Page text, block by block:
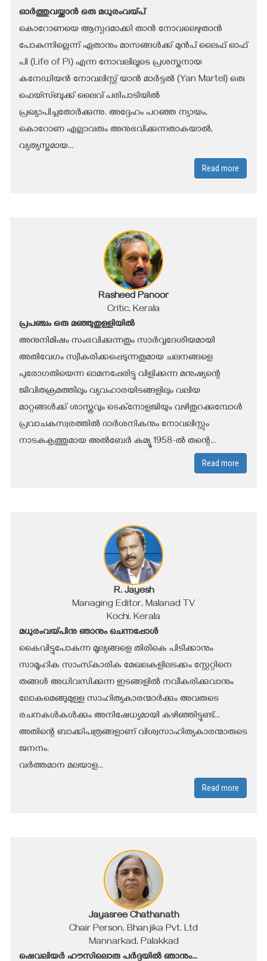
ഓർത്തുവയ്ക്കാൻ ഒരു മധുരംവയ്പ്
കൊറോണയെ ആസ്പദമാക്കി താൻ നോവലെഴുതാൻ
പോകുന്നില്ലെന്ന് ഏതാനും മാസങ്ങൾക്ക് മുൻപ് ലൈഫ് ഓഫ്
പി (Life of Pi) എന്ന നോവലിലൂടെ പ്രശസ്തനായ
കനേഡിയൻ നോവലിസ്റ്റ് യാൻ മാർട്ടൽ (Yan Martel) ഒരു
ഫെയ്‌സ്ബുക്ക് ലൈവ് പരിപാടിയിൽ
പ്രഖ്യാപിച്ചതോർക്കുന്നു. അദ്ദേഹം പറഞ്ഞ ന്യായം,
കൊറോണ എല്ലാവരും അനുഭവിക്കുന്നതാകയാൽ,
വ്യത്യസ്തമായ...
Read more
Rasheed Panoor
Critic, Kerala
പ്രപഞ്ചം ഒരു മഞ്ഞുതുള്ളിയിൽ
അനുനിമിഷം സംഭവിക്കുന്നതും സാർവ്വദേശീയമായി
അതിവേഗം സ്വീകരിക്കപ്പെടുന്നതുമായ ചലനങ്ങളെ
പുരോഗതിയെന്ന ഓമനപ്പേരിട്ടു വിളിക്കുന്ന മനുഷ്യന്റെ
ജീവിതക്രമത്തിലും വ്യവഹാരയിടങ്ങളിലും വലിയ
മാറ്റങ്ങൾക്ക് ശാസ്ത്രവും ടെക്‌നോളജിയും വഴിതുറക്കുമ്പോൾ
പ്രവാചകസ്വരത്തിൽ ദാർശനികനും നോവലിസ്റ്റും
നാടകകൃത്തുമായ അൽബേർ കമ്യൂ 1958-ൽ തന്റെ...
Read more
R. Jayesh
Managing Editor, Malanad TV
Kochi, Kerala
മധുരംവയ്പിനു ഞാനും ചെന്നപ്പോള്‍
കൈവിട്ടുപോകുന്ന മൂല്യങ്ങളെ തിരികെ പിടിക്കാനും
സാമൂഹിക സാംസ്‌കാരിക മേഖലകളിലടക്കം സ്റ്റേറ്റിനെ
തങ്ങൾ അധിവസിക്കുന്ന ഇടങ്ങളിൽ നവീകരിക്കുവാനും
ലോകമെങ്ങുമുള്ള സാഹിത്യകാരന്മാർക്കും അവരുടെ
രചനകൾകൾക്കും അനിഷേധ്യമായി കഴിഞ്ഞിട്ടുണ്ട്...
അതിന്റെ ബാക്കിപത്രങ്ങളാണ് വിശ്വസാഹിത്യകാരന്മാരുടെ
ജനനം.
വർത്തമാന മലയാള...
Read more
Jayasree Chathanath
Chair Person, Bhanjika Pvt. Ltd
Mannarkad, Palakkad
ഷെവലിയർ ഹൗസിലൊരു പർദ്ദയിൽ ഞാനും...